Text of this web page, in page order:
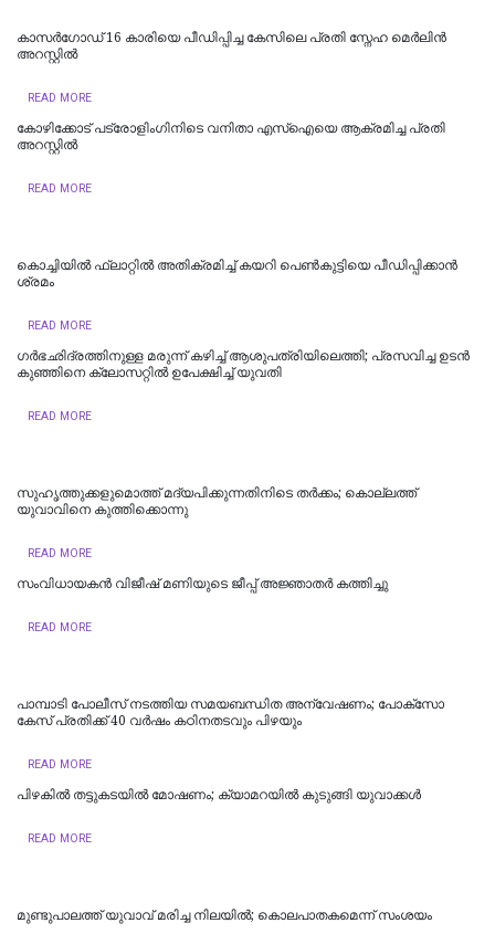
കാസർഗോഡ് 16 കാരിയെ പീഡിപ്പിച്ച കേസിലെ പ്രതി സ്നേഹ മെർലിൻ
അറസ്റ്റിൽ
READ MORE
കോഴിക്കോട് പട്രോളിംഗിനിടെ വനിതാ എസ്ഐയെ ആക്രമിച്ച പ്രതി
അറസ്റ്റിൽ
READ MORE
കൊച്ചിയില്‍ ഫ്ലാറ്റിൽ അതിക്രമിച്ച് കയറി പെൺകുട്ടിയെ പീഡിപ്പിക്കാൻ
ശ്രമം
READ MORE
ഗർഭഛിദ്രത്തിനുള്ള മരുന്ന് കഴിച്ച് ആശുപത്രിയിലെത്തി; പ്രസവിച്ച ഉടൻ
കുഞ്ഞിനെ ക്ലോസറ്റിൽ ഉപേക്ഷിച്ച് യുവതി
READ MORE
സുഹൃത്തുക്കളുമൊത്ത് മദ്യപിക്കുന്നതിനിടെ തര്‍ക്കം; കൊല്ലത്ത്
യുവാവിനെ കുത്തിക്കൊന്നു
READ MORE
സംവിധായകൻ വിജീഷ് മണിയുടെ ജീപ്പ് അജ്ഞാതർ കത്തിച്ചു
READ MORE
പാമ്പാടി പോലീസ് നടത്തിയ സമയബന്ധിത അന്വേഷണം; പോക്സോ
കേസ് പ്രതിക്ക് 40 വർഷം കഠിനതടവും പിഴയും
READ MORE
പിഴകിൽ തട്ടുകടയിൽ മോഷണം; ക്യാമറയിൽ കുടുങ്ങി യുവാക്കൾ
READ MORE
മുണ്ടുപാലത്ത് യുവാവ് മരിച്ച നിലയില്‍; കൊലപാതകമെന്ന് സംശയം